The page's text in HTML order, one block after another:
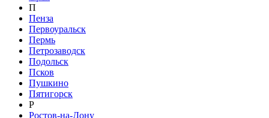
П
Пенза
Первоуральск
Пермь
Петрозаводск
Подольск
Псков
Пушкино
Пятигорск
Р
Ростов-на-Дону